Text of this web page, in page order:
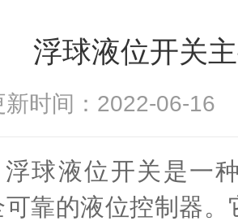
浮球液位开关
新时间：2022-06-
液位开关是一种
靠的液位控制器